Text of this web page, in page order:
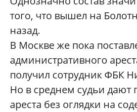
того, что вышел на
назад.
В Москве же пока
административного
получил сотрудник ФБК
Но в среднем судьи дают
ареста без оглядки на